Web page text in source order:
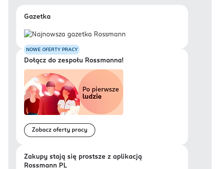
Gazetka
NOWE OFERTY PRACY
Dołącz do zespołu Rossmanna!
Zobacz oferty pracy
Zakupy stają się prostsze z aplikacją
Rossmann PL